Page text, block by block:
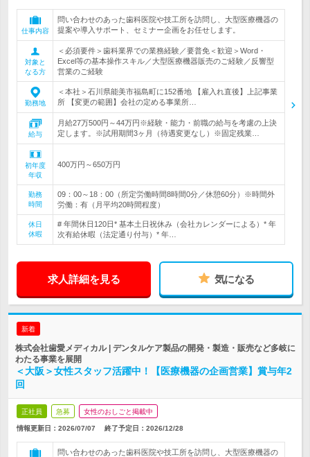
仕事内容
問い合わせのあった歯科医院や技工所を訪問し、大型医療機器の
提案や導入サポート、セミナー企画をお任せします。
対象と
なる方
＜必須要件＞歯科業界での業務経験／要普免＜歓迎＞Word・
Excel等の基本操作スキル／大型医療機器販売のご経験／反響型
営業のご経験
勤務地
＜本社＞石川県能美市福島町に152番地 【雇入れ直後】上記事業
所 【変更の範囲】会社の定める事業所…
給与
月給27万500円～44万円※経験・能力・前職の給与を考慮の上決
定します。※試用期間3ヶ月（待遇変更なし）※固定残業…
初年度
年収
400万円～650万円
勤務
時間
09：00～18：00（所定労働時間8時間0分／休憩60分）※時間外
労働：有（月平均20時間程度）
休日
休暇
# 年間休日120日* 基本土日祝休み（会社カレンダーによる）* 年
次有給休暇（法定通り付与）* 年…
求人詳細を見る 気になる
新着
株式会社歯愛メディカル | デンタルケア製品の開発・製造・販売など多岐に
わたる事業を展開
＜大阪＞女性スタッフ活躍中！【医療機器の企画営業】賞与年2
回
正社員 急募 女性のおしごと掲載中
情報更新日：2026/07/07 終了予定日： 2026/12/28
問い合わせのあった歯科医院や技工所を訪問し、大型医療機器の